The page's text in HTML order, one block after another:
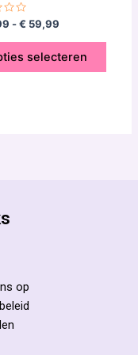
-€ 59,99
selecteren
op